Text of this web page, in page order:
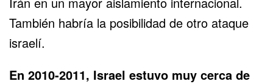
También habría la posibilidad de otro ataque
israelí.
En 2010-2011, Israel estuvo muy cerca de